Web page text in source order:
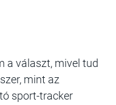
a választ, mivel tud
mint az
sport-tracker